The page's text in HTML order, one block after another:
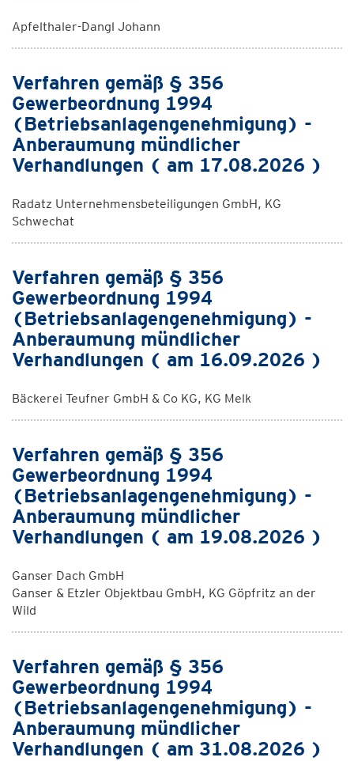
Apfelthaler-Dangl Johann
Verfahren gemäß § 356
Gewerbeordnung 1994
(Betriebsanlagengenehmigung) -
Anberaumung mündlicher
Verhandlungen ( am 17.08.2026 )
Radatz Unternehmensbeteiligungen GmbH, KG
Schwechat
Verfahren gemäß § 356
Gewerbeordnung 1994
(Betriebsanlagengenehmigung) -
Anberaumung mündlicher
Verhandlungen ( am 16.09.2026 )
Bäckerei Teufner GmbH & Co KG, KG Melk
Verfahren gemäß § 356
Gewerbeordnung 1994
(Betriebsanlagengenehmigung) -
Anberaumung mündlicher
Verhandlungen ( am 19.08.2026 )
Ganser Dach GmbH
Ganser & Etzler Objektbau GmbH, KG Göpfritz an der
Wild
Verfahren gemäß § 356
Gewerbeordnung 1994
(Betriebsanlagengenehmigung) -
Anberaumung mündlicher
Verhandlungen ( am 31.08.2026 )